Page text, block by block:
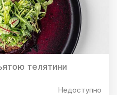
телятини
Недоступно